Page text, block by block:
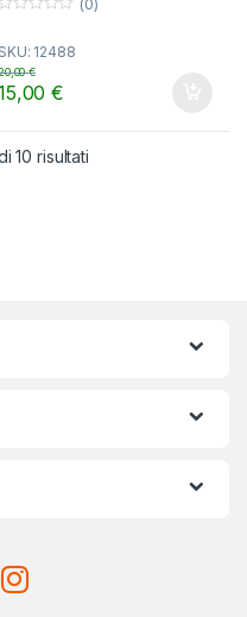
u
(0)
SKU: 12488
€
€
10 risultati